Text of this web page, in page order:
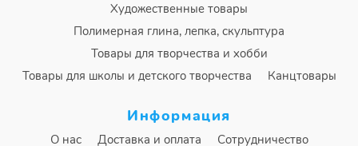
Художественные товары
Полимерная глина, лепка, скульптура
Товары для творчества и хобби
Товары для школы и детского творчества
Канцтовары
Информация
О нас Доставка и оплата
Сотрудничество